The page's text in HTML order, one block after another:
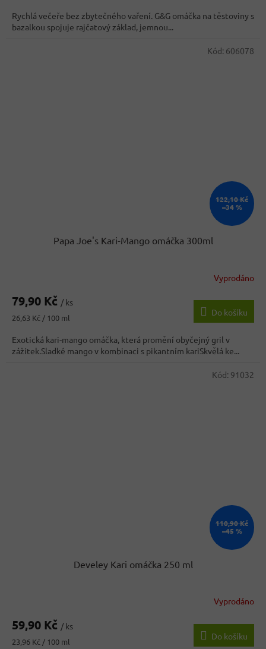
Rychlá večeře bez zbytečného vaření. G&G omáčka na těstoviny s
bazalkou spojuje rajčatový základ, jemnou...
122,10 Kč
–34 %
Papa Joe's Kari-Mango omáčka 300ml
produktu
4,4
z
5
hvězdiček.
Vyprodáno
79,90 Kč / ks
Měrná
26,63 Kč / 100 ml
Do košíku
Exotická kari-mango omáčka, která promění obyčejný gril v
zážitek.Sladké mango v kombinaci s pikantním kariSkvělá ke...
Kód: 606078
110,90 Kč
–45 %
Develey Kari omáčka 250 ml
produktu
Vyprodáno
59,90 Kč / ks
Měrná
23,96 Kč / 100 ml
Do košíku
Kód: 91032